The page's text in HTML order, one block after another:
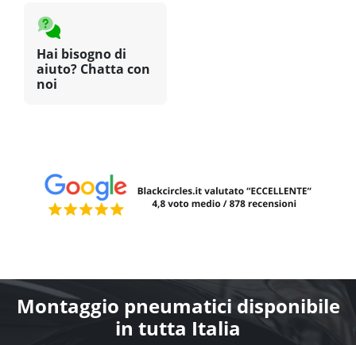
Hai bisogno di
aiuto? Chatta con
noi
Montaggio pneumatici disponibile
in tutta Italia